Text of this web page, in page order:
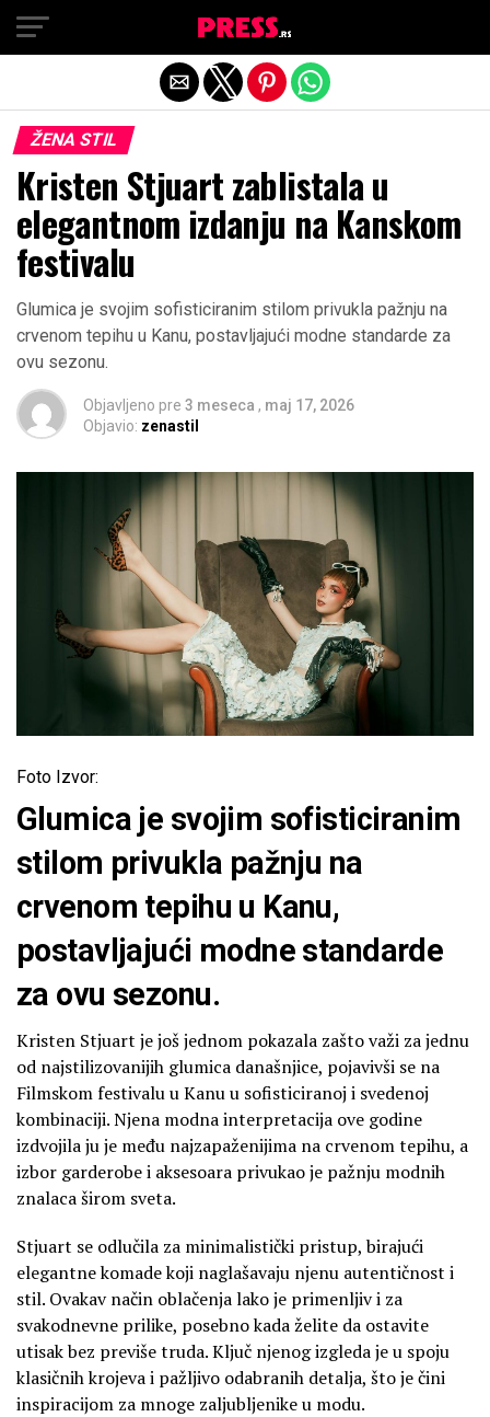
ŽENA STIL
Kristen Stjuart zablistala u
elegantnom izdanju na Kanskom
festivalu
Glumica je svojim sofisticiranim stilom privukla pažnju na
crvenom tepihu u Kanu, postavljajući modne standarde za
ovu sezonu.
Objavljeno pre 3 meseca , maj 17, 2026
Objavio: zenastil
Foto Izvor:
Glumica je svojim sofisticiranim
stilom privukla pažnju na
crvenom tepihu u Kanu,
postavljajući modne standarde
za ovu sezonu.
Kristen Stjuart je još jednom pokazala zašto važi za jednu
od najstilizovanijih glumica današnjice, pojavivši se na
Filmskom festivalu u Kanu u sofisticiranoj i svedenoj
kombinaciji. Njena modna interpretacija ove godine
izdvojila ju je među najzapaženijima na crvenom tepihu, a
izbor garderobe i aksesoara privukao je pažnju modnih
znalaca širom sveta.
Stjuart se odlučila za minimalistički pristup, birajući
elegantne komade koji naglašavaju njenu autentičnost i
stil. Ovakav način oblačenja lako je primenljiv i za
svakodnevne prilike, posebno kada želite da ostavite
utisak bez previše truda. Ključ njenog izgleda je u spoju
klasičnih krojeva i pažljivo odabranih detalja, što je čini
inspiracijom za mnoge zaljubljenike u modu.
Exit mobile version